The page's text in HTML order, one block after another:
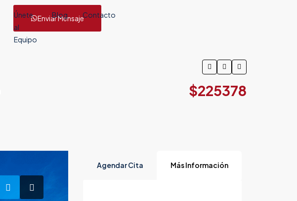
Únete
al
Equipo
Blog Contacto
Enviar Mensaje
$225378
Agendar Cita Más Información